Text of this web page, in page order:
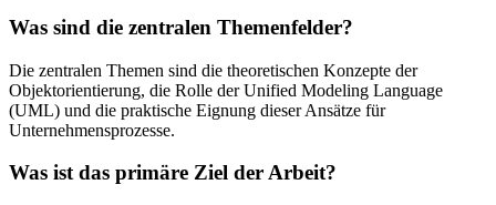
Was sind die zentralen Themenfelder?
Die zentralen Themen sind die theoretischen Konzepte der
Objektorientierung, die Rolle der Unified Modeling Language
(UML) und die praktische Eignung dieser Ansätze für
Unternehmensprozesse.
Was ist das primäre Ziel der Arbeit?